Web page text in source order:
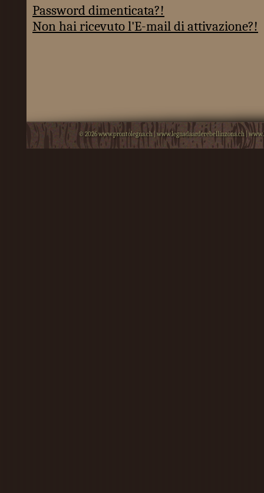
Password dimenticata?!
Non hai ricevuto l'E-mail di attivazione?!
© 2026www.prontolegna.ch| www.legnadaarderebellinzona.ch|